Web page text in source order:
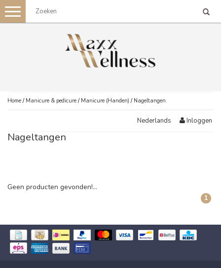
Toggle
navigation
Home / Manicure & pedicure / Manicure (Handen) / Nageltangen
Nederlands Inloggen
Nageltangen
Geen producten gevonden!...
1